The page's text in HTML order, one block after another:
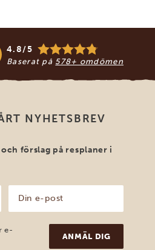
4.8/5
Baserat på 578+ omdömen
NYHETSBREV
förslag på resplaner i
post
(Obligatoriskt)
e-